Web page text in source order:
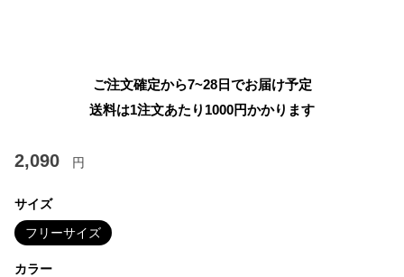
ご注文確定から7~28日でお届け予定
送料は1注文あたり 1000円かかります
2,090 円
サイズ
フリーサイズ
カラー